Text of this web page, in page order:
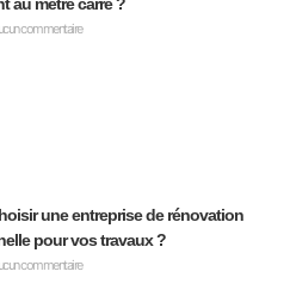
commentaire
une entreprise de rénovation
pour vos travaux ?
commentaire